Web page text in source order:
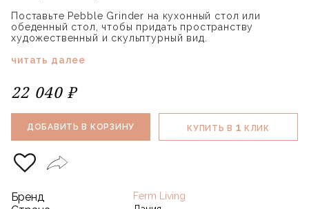
Поставьте Pebble Grinder на кухонный стол или
обеденный стол, чтобы придать пространству
художественный и скульптурный вид.
читать далее
22 040 ₽
ДОБАВИТЬ В КОРЗИНУ КУПИТЬ В 1 КЛИК
Бренд Ferm Living